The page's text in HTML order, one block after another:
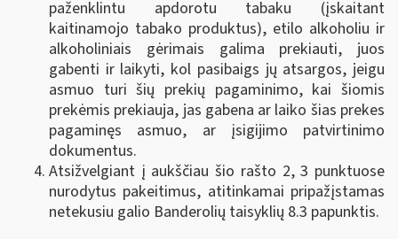
paženklintu apdorotu tabaku (įskaitant
kaitinamojo tabako produktus), etilo alkoholiu ir
alkoholiniais gėrimais galima prekiauti, juos
gabenti ir laikyti, kol pasibaigs jų atsargos, jeigu
asmuo turi šių prekių pagaminimo, kai šiomis
prekėmis prekiauja, jas gabena ar laiko šias prekes
pagaminęs asmuo, ar įsigijimo patvirtinimo
dokumentus.
Atsižvelgiant į aukščiau šio rašto 2, 3 punktuose
nurodytus pakeitimus, atitinkamai pripažįstamas
netekusiu galio Banderolių taisyklių 8.3 papunktis.